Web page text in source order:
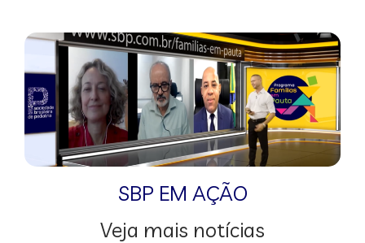
SBP EM AÇÃO
Veja mais notícias